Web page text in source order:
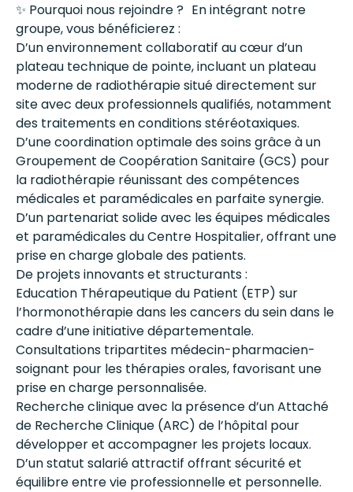
✨ Pourquoi nous rejoindre ? En intégrant notre
groupe, vous bénéficierez :
D’un environnement collaboratif au cœur d’un
plateau technique de pointe, incluant un plateau
moderne de radiothérapie situé directement sur
site avec deux professionnels qualifiés, notamment
des traitements en conditions stéréotaxiques.
D’une coordination optimale des soins grâce à un
Groupement de Coopération Sanitaire (GCS) pour
la radiothérapie réunissant des compétences
médicales et paramédicales en parfaite synergie.
D’un partenariat solide avec les équipes médicales
et paramédicales du Centre Hospitalier, offrant une
prise en charge globale des patients.
De projets innovants et structurants :
Education Thérapeutique du Patient (ETP) sur
l’hormonothérapie dans les cancers du sein dans le
cadre d’une initiative départementale.
Consultations tripartites médecin-pharmacien-
soignant pour les thérapies orales, favorisant une
prise en charge personnalisée.
Recherche clinique avec la présence d’un Attaché
de Recherche Clinique (ARC) de l’hôpital pour
développer et accompagner les projets locaux.
D’un statut salarié attractif offrant sécurité et
équilibre entre vie professionnelle et personnelle.